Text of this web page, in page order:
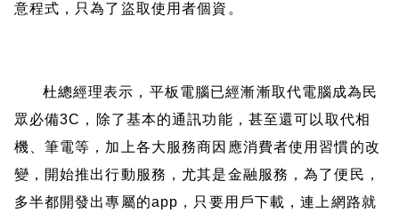
意程式，只為了盜取使用者個資。
杜總經理表示，平板電腦已經漸漸取代電腦成為民
眾必備3C ，除了基本的通訊功能，甚至還可以取代相
機、筆電等，加上各大服務商因應消費者使用習慣的改
變，開始推出行動服務，尤其是金融服務，為了便民，
多半都開發出專屬的app ，只要用戶下載，連上網路就